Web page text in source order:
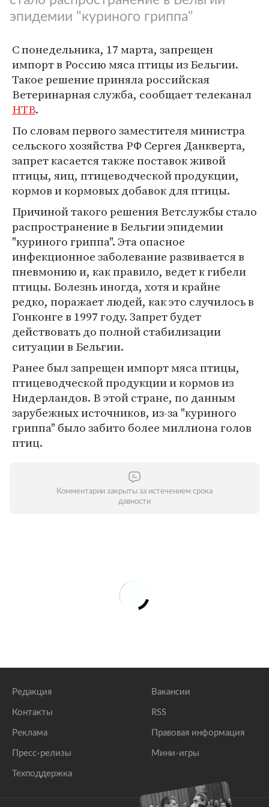
эпидемии "куриного гриппа"
С понедельника, 17 марта, запрещен
импорт в Россию мяса птицы из Бельгии.
Такое решение приняла российская
Ветеринарная служба, сообщает телеканал
НТВ.
По словам первого заместителя министра
сельского хозяйства РФ Сергея Данкверта,
запрет касается также поставок живой
птицы, яиц, птицеводческой продукции,
кормов и кормовых добавок для птицы.
Причиной такого решения Ветслужбы стало
распространение в Бельгии эпидемии
"куриного гриппа". Эта опасное
инфекционное заболевание развивается в
пневмонию и, как правило, ведет к гибели
птицы. Болезнь иногда, хотя и крайне
редко, поражает людей, как это случилось в
Гонконге в 1997 году. Запрет будет
действовать до полной стабилизации
ситуации в Бельгии.
Ранее был запрещен импорт мяса птицы,
птицеводческой продукции и кормов из
Нидерландов. В этой стране, по данным
зарубежных источников, из-за "куриного
гриппа" было забито более миллиона голов
птиц.
Комментарии закрыты за истечением срока
давности
Редакция
Контакты
Реклама
Пресс-релизы
Техподдержка
Вакансии
RSS
Правовая информация
Мини-игры